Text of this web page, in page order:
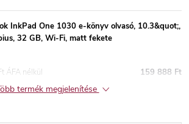
InkPad One 1030 e-könyv olvasó, 10.3&quot;,
32 GB, Wi-Fi, matt fekete
159 888 Ft
ÁFA nélkül
termék megjelenítése